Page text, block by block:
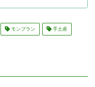
モンブラン 手土産